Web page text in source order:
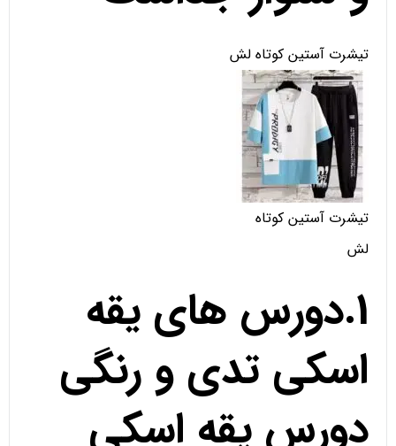
تیشرت آستین کوتاه لش
تیشرت آستین کوتاه
لش
1.دورس های یقه
اسکی تدی و رنگی
دورس یقه اسکی